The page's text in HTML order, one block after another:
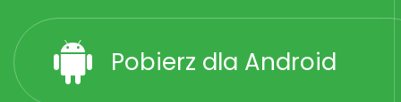
Pobierz dla Android